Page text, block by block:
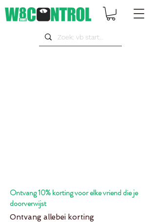
Ontvang 10% korting voor elke vriend die je
doorverwijst
Ontvang allebei korting